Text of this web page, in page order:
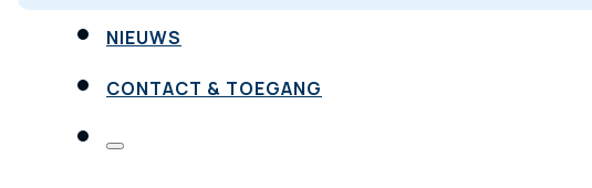
NIEUWS
CONTACT & TOEGANG